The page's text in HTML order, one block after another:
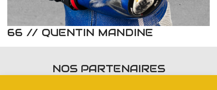
66 // QUENTIN MANDINE
NOS PARTENAIRES